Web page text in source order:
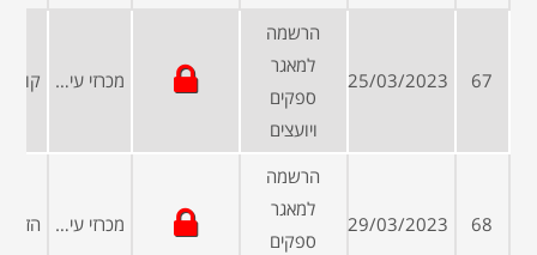
67
25/03/2023
הרשמה
למאגר
ספקים
ויועצים
מכרזי עיריות ומועצות
68
29/03/2023
הרשמה
למאגר
ספקים
מכרזי עיריות ומועצות